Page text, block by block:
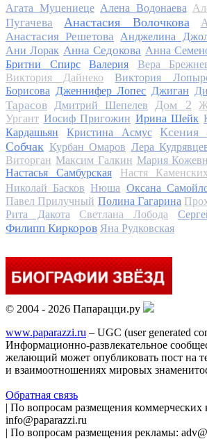
Агата Муцениеце Алена Водонаева
Пугачева
Анастасия Волочкова
Анастасия Решетова Анджелина
Ани Лорак Анна Седокова Анна
Бритни Спирс
Валерия Вера
Виктория Дайнеко Виктория
Борисова Дженнифер Лопес Джиган
Тарасов
Дмитрий Шепелев Дом 2
Ургант Иосиф Пригожин Ирина Шейк
Кардашьян
Кристина Асмус Ксения
Собчак Курбан Омаров Лера
Виторган Максим Галкин Мария
Настасья Самбурская
Настя Каменских
Николай Басков Нюша Оксана
Павел Прилучный Полина Гагарина
Рита Дакота
Светлана Лобода
Филипп Киркоров Яна Рудковская
© 2004 - 2026 Папарацци.ру
www.paparazzi.ru – UGC (user generated
Информационно-развлекательное
желающий может опубликовать пост на
и взаимоотношениях мировых
Обратная связь
| По вопросам размещения коммерческих
info@paparazzi.ru
| По вопросам размещения рекламы: